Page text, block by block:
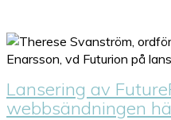
Lansering av
webbsändningen